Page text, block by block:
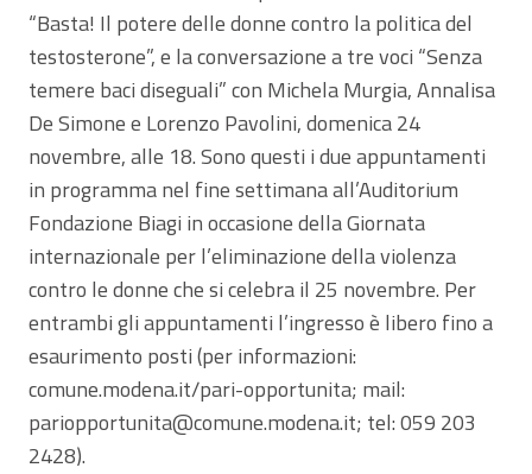
“Basta! Il potere delle donne contro la politica del
testosterone”, e la conversazione a tre voci “Senza
temere baci diseguali” con Michela Murgia, Annalisa
De Simone e Lorenzo Pavolini, domenica 24
novembre, alle 18. Sono questi i due appuntamenti
in programma nel fine settimana all’Auditorium
Fondazione Biagi in occasione della Giornata
internazionale per l’eliminazione della violenza
contro le donne che si celebra il 25 novembre. Per
entrambi gli appuntamenti l’ingresso è libero fino a
esaurimento posti (per informazioni:
comune.modena.it/pari-opportunita; mail:
pariopportunita@comune.modena.it; tel: 059 203
2428).